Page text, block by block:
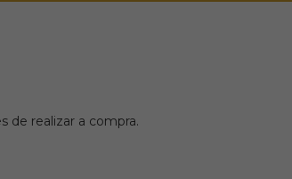
de realizar a compra.